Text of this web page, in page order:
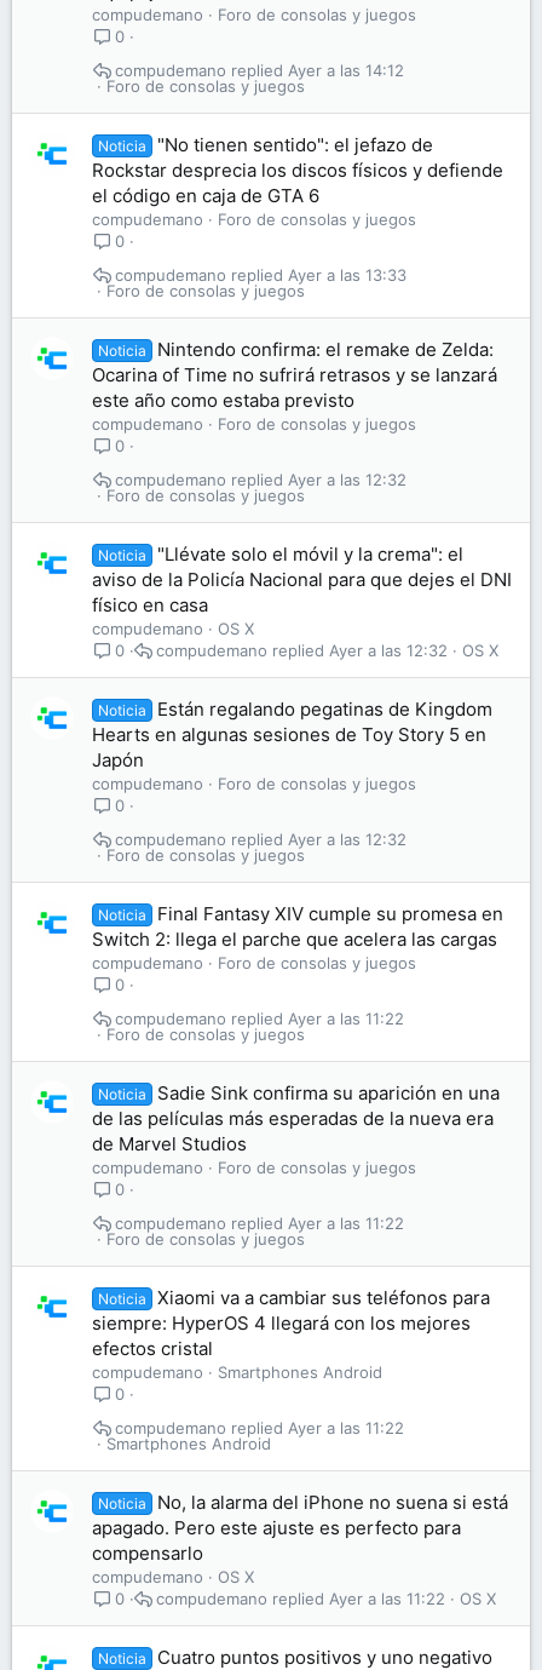
compudemano
Foro de consolas y juegos
0
Foro de consolas y juegos
Ayer a las 14:12
compudemano
Noticia
"No tienen sentido": el jefazo de
Rockstar desprecia los discos físicos y defiende
el código en caja de GTA 6
compudemano
Foro de consolas y juegos
0
Foro de consolas y juegos
Ayer a las 13:33
compudemano
Noticia
Nintendo confirma: el remake de Zelda:
Ocarina of Time no sufrirá retrasos y se lanzará
este año como estaba previsto
compudemano
Foro de consolas y juegos
0
Foro de consolas y juegos
Ayer a las 12:32
compudemano
Noticia
"Llévate solo el móvil y la crema": el
aviso de la Policía Nacional para que dejes el DNI
físico en casa
compudemano
OS X
0
OS X
Ayer a las 12:32
compudemano
Noticia
Están regalando pegatinas de Kingdom
Hearts en algunas sesiones de Toy Story 5 en
Japón
compudemano
Foro de consolas y juegos
0
Foro de consolas y juegos
Ayer a las 12:32
compudemano
Noticia
Final Fantasy XIV cumple su promesa en
Switch 2: llega el parche que acelera las cargas
compudemano
Foro de consolas y juegos
0
Foro de consolas y juegos
Ayer a las 11:22
compudemano
Noticia
Sadie Sink confirma su aparición en una
de las películas más esperadas de la nueva era
de Marvel Studios
compudemano
Foro de consolas y juegos
0
Foro de consolas y juegos
Ayer a las 11:22
compudemano
Noticia
Xiaomi va a cambiar sus teléfonos para
siempre: HyperOS 4 llegará con los mejores
efectos cristal
compudemano
Smartphones Android
0
Smartphones Android
Ayer a las 11:22
compudemano
Noticia
No, la alarma del iPhone no suena si está
apagado. Pero este ajuste es perfecto para
compensarlo
compudemano
OS X
0
OS X
Ayer a las 11:22
compudemano
Noticia
Cuatro puntos positivos y uno negativo